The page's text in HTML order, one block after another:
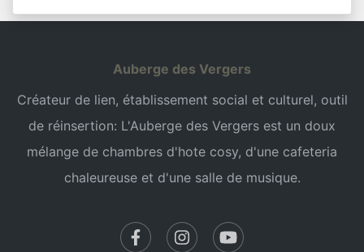
Auberge des Vergers
Créateur de lien, établissement social et culturel, outil
de réinsertion: L'Auberge des Vergers est un doux
mélange de chambres d'hote cosy, d'une cafeteria
chaleureuse et d'une salle de musique.